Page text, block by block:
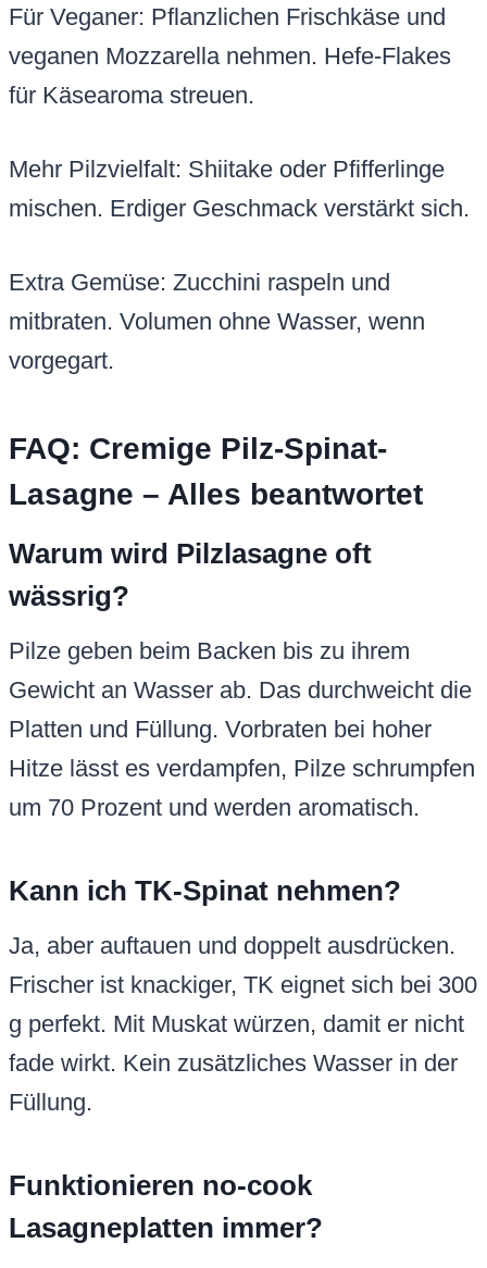
Für Veganer: Pflanzlichen Frischkäse und
veganen Mozzarella nehmen. Hefe-Flakes
für Käsearoma streuen.
Mehr Pilzvielfalt: Shiitake oder Pfifferlinge
mischen. Erdiger Geschmack verstärkt sich.
Extra Gemüse: Zucchini raspeln und
mitbraten. Volumen ohne Wasser, wenn
vorgegart.
FAQ: Cremige Pilz-Spinat-
Lasagne – Alles beantwortet
Warum wird Pilzlasagne oft
wässrig?
Pilze geben beim Backen bis zu ihrem
Gewicht an Wasser ab. Das durchweicht die
Platten und Füllung. Vorbraten bei hoher
Hitze lässt es verdampfen, Pilze schrumpfen
um 70 Prozent und werden aromatisch.
Kann ich TK-Spinat nehmen?
Ja, aber auftauen und doppelt ausdrücken.
Frischer ist knackiger, TK eignet sich bei 300
g perfekt. Mit Muskat würzen, damit er nicht
fade wirkt. Kein zusätzliches Wasser in der
Füllung.
Funktionieren no-cook
Lasagneplatten immer?